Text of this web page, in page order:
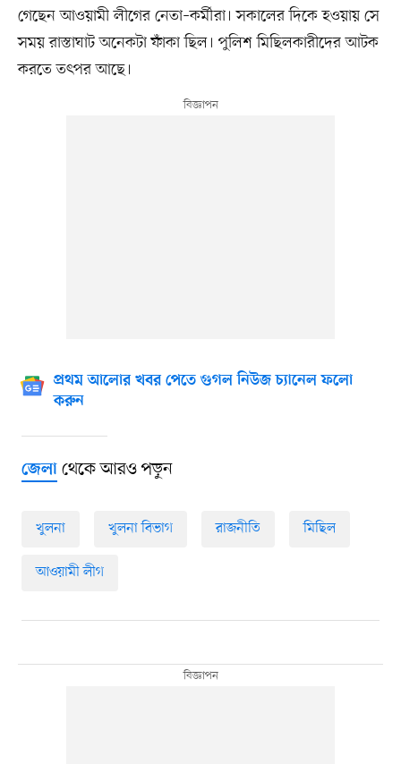
গেছেন আওয়ামী লীগের নেতা–কর্মীরা। সকালের দিকে হওয়ায় সে
সময় রাস্তাঘাট অনেকটা ফাঁকা ছিল। পুলিশ মিছিলকারীদের আটক
করতে তৎপর আছে।
প্রথম আলোর খবর পেতে গুগল নিউজ চ্যানেল ফলো
করুন
জেলাথেকে আরও পড়ুন
খুলনা খুলনা বিভাগ রাজনীতি মিছিল
আওয়ামী লীগ